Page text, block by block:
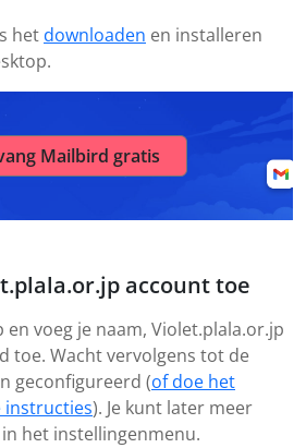
het downloaden en installeren
Mailbird gratis
account toe
voeg je naam, Violet.plala.or.jp
toe. Wacht vervolgens tot de
geconfigureerd (of doe het
instructies). Je kunt later meer
het instellingenmenu.